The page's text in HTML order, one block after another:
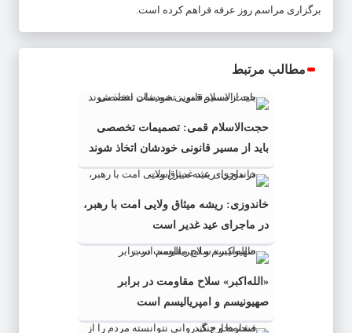
برگزاری مراسم روز عرفه فراهم کرده است.
مطالب مرتبط
حجت‌الاسلام قمی: تصمیمات تخصصی
باید از مسیر قانونی خودشان اتخاذ شوند
خاندوزی: ریشه‌ میثاق ولایی امت با رهبر،
در ماجرای عید غدیر است
«الله‌اکبر» سلاح مقاومت در برابر
صهیونیسم و امپریالیسم است